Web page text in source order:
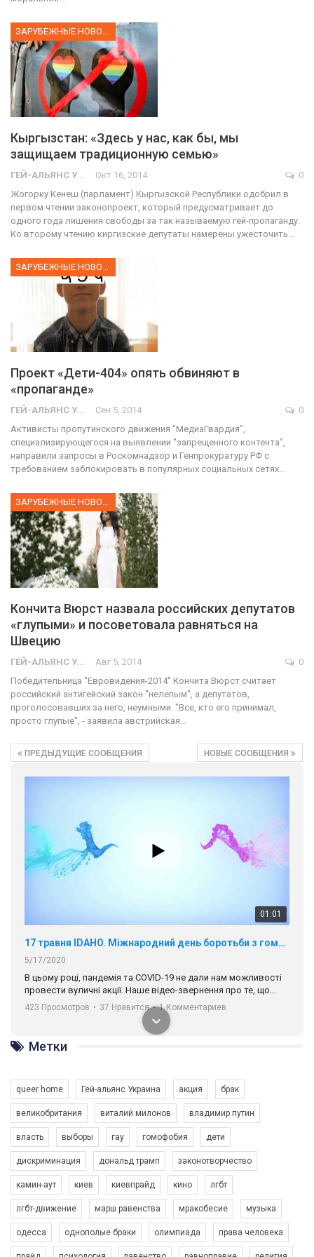
ЗАРУБЕЖНЫЕ НОВОСТИ
Кыргызстан: «Здесь у нас, как бы, мы
защищаем традиционную семью»
ГЕЙ-АЛЬЯНС УКРАИНА Окт 16, 2014
0
Жогорку Кенеш (парламент) Кыргызской Республики одобрил в
первом чтении законопроект, который предусматривает до
одного года лишения свободы за так называемую гей-пропаганду.
Ко второму чтению киргизские депутаты намерены ужесточить…
Проект «Дети-404» опять обвиняют в
«пропаганде»
ГЕЙ-АЛЬЯНС УКРАИНА Сен 5, 2014
0
Активисты пропутинского движения "МедиаГвардия",
специализирующегося на выявлении "запрещенного контента",
направили запросы в Роскомнадзор и Генпрокуратуру РФ с
требованием заблокировать в популярных социальных сетях…
ЗАРУБЕЖНЫЕ НОВОСТИ
Кончита Вюрст назвала российских депутатов
«глупыми» и посоветовала равняться на
Швецию
ГЕЙ-АЛЬЯНС УКРАИНА Авг 5, 2014
0
Победительница "Евровидения-2014" Кончита Вюрст считает
российский антигейский закон "нелепым", а депутатов,
проголосовавших за него, неумными. "Все, кто его принимал,
просто глупые", - заявила австрийская…
ПРЕДЫДУЩИЕ СООБЩЕНИЯ НОВЫЕ СООБЩЕНИЯ
01:01
17 травня IDAHO. Міжнародний день боротьби з гомофобією трансфобією і біфобія.
5/17/2020
В цьому році, пандемія та COVІD-19 не дали нам можливості
провести вуличні акції. Наше відео-звернення про те, що
навіть коли ми у різних містах та не можемо зустрінеться, ми
разом. Ми закликаємо всіх хто поділяє цінності рівності та
солідарності, приєднатися до нас. Регіональні підрозділи
ГАУ є в 16 областях України.
Разом наш голос лунає гучніше!
423 Просмотров • 37 Нравится • 1 Комментариев
Зупинимо насильство проти ЛГБТ в Україні! Stop violence against LGBT in Ukraine!
6/30/2017
Емоційний та вражаючий промо-ролік на конкурс PACT, який
Метки
queer home Гей-альянс Украина акция брак
великобритания виталий милонов владимир путин
власть выборы гау гомофобия дети
дискриминация дональд трамп законотворчество
камин-аут киев киевпрайд кино лгбт
лгбт-движение марш равенства мракобесие музыка
одесса однополые браки олимпиада права человека